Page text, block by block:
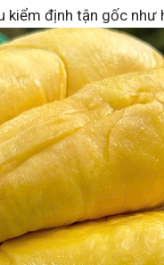
kiểm định tận gốc